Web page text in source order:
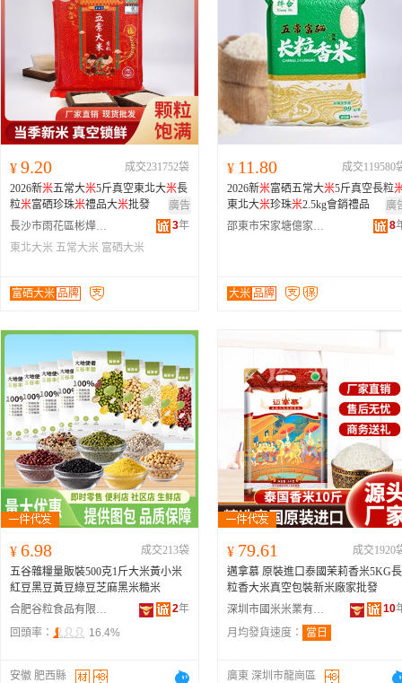
¥ 9.20
成交231752袋
2026新米五常大米5斤真空東北大米長
粒米富硒珍珠米禮品大米批發
廣告
長沙市雨花區彬燁禮品商行
3年
東北大米 五常大米 富硒大米
富硒大米 品牌
¥ 11.80
成交119580
2026新米富硒五常大米5斤真空長粒
東北大米珍珠米2.5kg會銷禮品
廣
邵東市宋家塘億家人禮品電子商務商行
8
大米 品牌
¥ 6.98
成交213袋
五谷雜糧量販裝500克1斤大米黃小米
紅豆黑豆黃豆綠豆芝麻黑米糙米
合肥谷粒食品有限公司
2年
回頭率：
16.4%
安徽 肥西縣
¥ 79.61
成交1920
邁拿慕 原裝進口泰國茉莉香米5KG長
粒香大米真空包裝新米廠家批發
深圳市國米米業有限公司
10
月均發貨速度：
當日
廣東 深圳市龍崗區